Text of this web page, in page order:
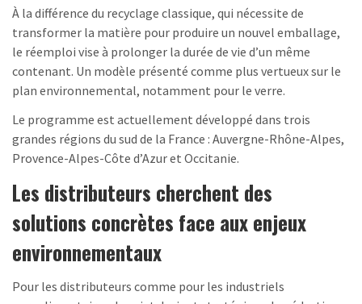
À la différence du recyclage classique, qui nécessite de
transformer la matière pour produire un nouvel emballage,
le réemploi vise à prolonger la durée de vie d’un même
contenant. Un modèle présenté comme plus vertueux sur le
plan environnemental, notamment pour le verre.
Le programme est actuellement développé dans trois
grandes régions du sud de la France : Auvergne-Rhône-Alpes,
Provence-Alpes-Côte d’Azur et Occitanie.
Les distributeurs cherchent des
solutions concrètes face aux enjeux
environnementaux
Pour les distributeurs comme pour les industriels